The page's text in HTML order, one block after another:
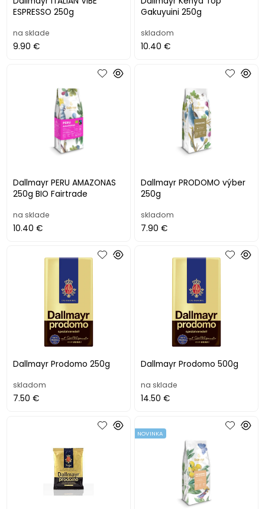
ESPRESSO 250g
na sklade
9.90 €
Gakuyuini 250g
skladom
10.40 €
Dallmayr PERU AMAZONAS
250g BIO Fairtrade
na sklade
10.40 €
Dallmayr PRODOMO výber
250g
skladom
7.90 €
Dallmayr Prodomo 250g
skladom
7.50 €
Dallmayr Prodomo 500g
na sklade
14.50 €
NOVINKA